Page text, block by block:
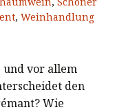
, Weinhandlung
und vor allem
den
Wie